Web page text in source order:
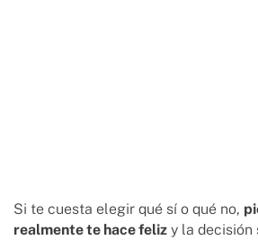
Si te cuesta elegir qué sí o qué no,
realmente te hace feliz y la decisión